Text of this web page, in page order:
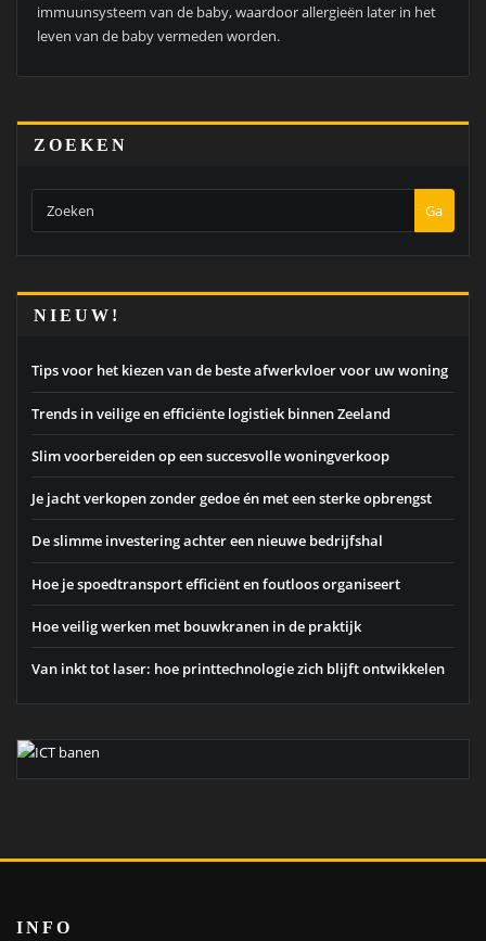
immuunsysteem van de baby, waardoor allergieën later in het
leven van de baby vermeden worden.
ZOEKEN
Ga
NIEUW!
Tips voor het kiezen van de beste afwerkvloer voor uw woning
Trends in veilige en efficiënte logistiek binnen Zeeland
Slim voorbereiden op een succesvolle woningverkoop
Je jacht verkopen zonder gedoe én met een sterke opbrengst
De slimme investering achter een nieuwe bedrijfshal
Hoe je spoedtransport efficiënt en foutloos organiseert
Hoe veilig werken met bouwkranen in de praktijk
Van inkt tot laser: hoe printtechnologie zich blijft ontwikkelen
INFO